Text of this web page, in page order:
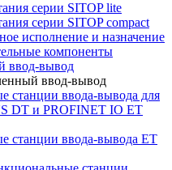
серии SITOP lite
серии SITOP compact
исполнение и назначение
компоненты
ввод-вывод
ввод-вывод
станции ввода-вывода для
DT и PROFINET IO ET
станции ввода-вывода ET